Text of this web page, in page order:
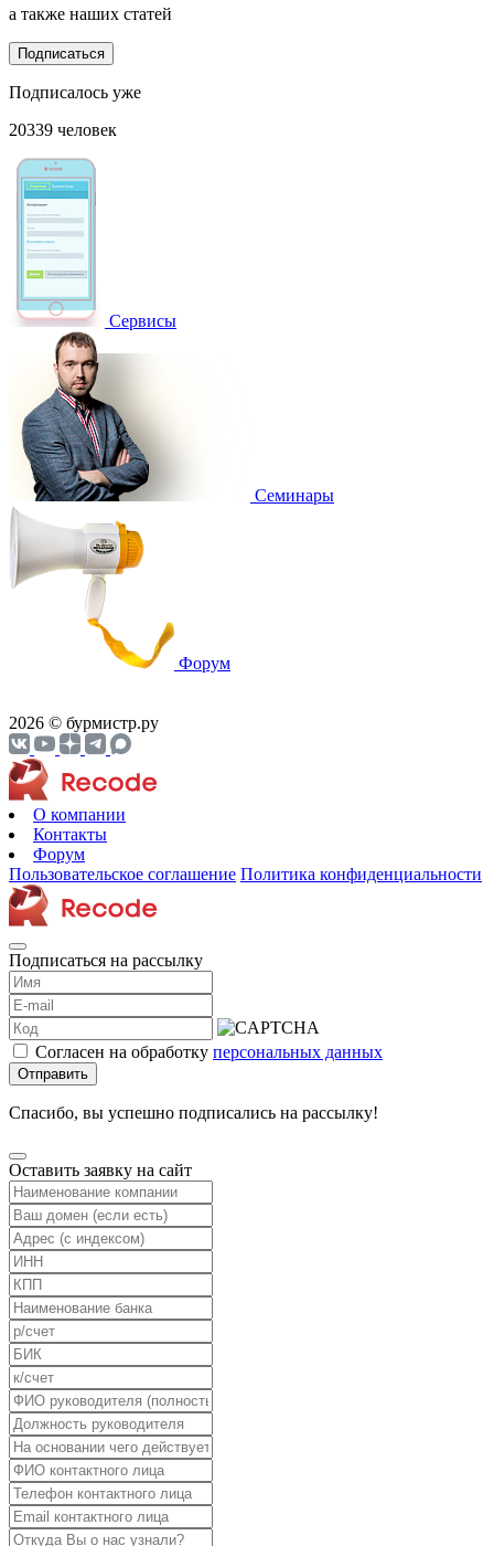
а также наших статей
Подписаться
Подписалось уже
20339 человек
Сервисы
Семинары
Форум
2026 © бурмистр.ру
О компании
Контакты
Форум
Пользовательское соглашение Политика конфиденциальности
Подписаться на рассылку
Согласен на обработку персональных данных
Отправить
Спасибо, вы успешно подписались на рассылку!
Оставить заявку на сайт